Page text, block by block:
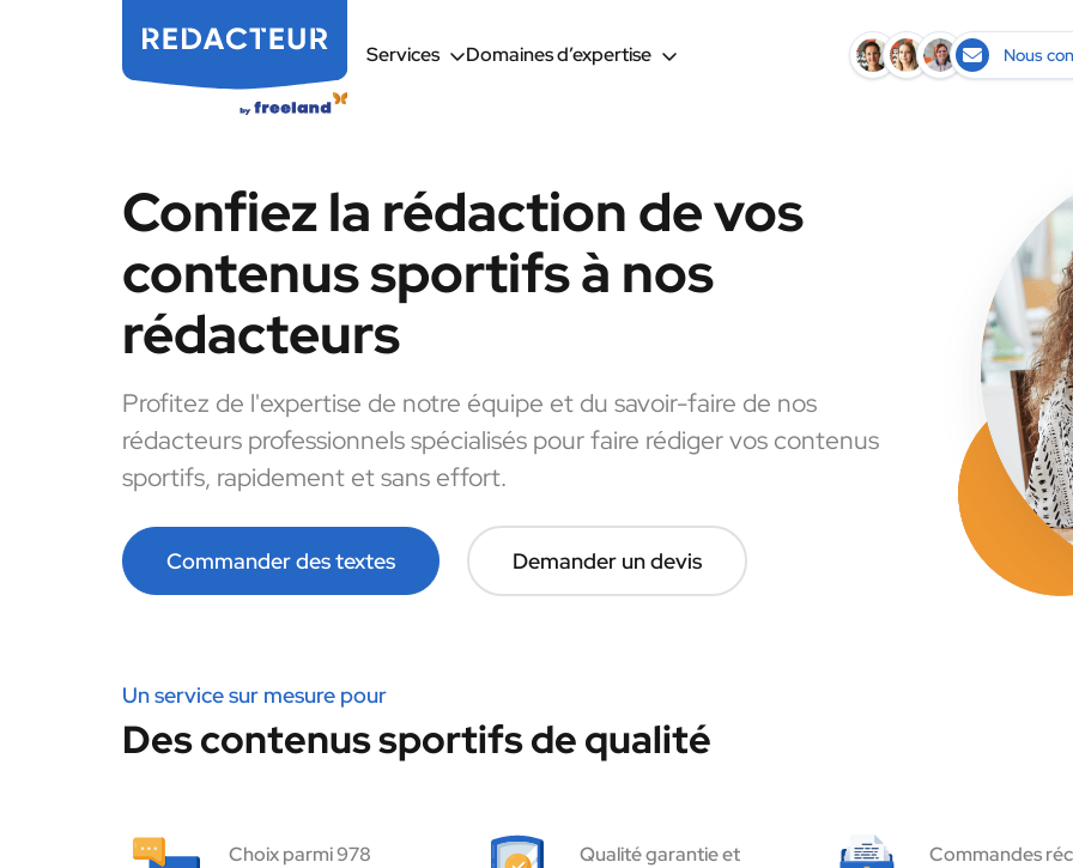
Services Domaines d’expertise Nous
Confiez la rédaction de vos
contenus sportifs à nos
rédacteurs
Profitez de l'expertise de notre équipe et du savoir-faire de nos
rédacteurs professionnels spécialisés pour faire rédiger vos contenus
sportifs, rapidement et sans effort.
Commander des textes Demander un devis
Un service sur mesure pour
Des contenus sportifs de qualité
Choix parmi 978
Qualité garantie et
Commandes